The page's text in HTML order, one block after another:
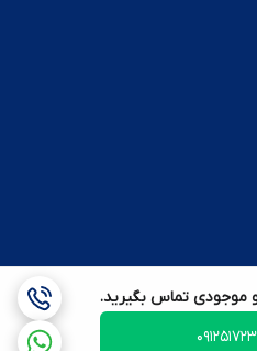
موجودی تماس بگیرید.